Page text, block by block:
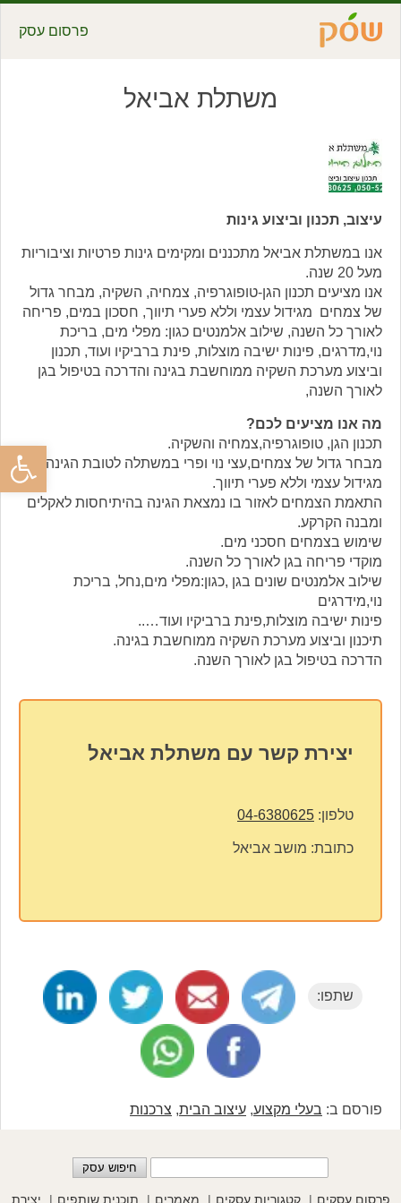
פתח
פרסום עסק
משתלת אביאל
עיצוב, תכנון וביצוע גינות
אנו במשתלת אביאל מתכננים ומקימים גינות פרטיות וציבוריות
מעל 20 שנה.
אנו מציעים תכנון הגן-טופוגרפיה, צמחיה, השקיה, מבחר גדול
של צמחים מגידול עצמי וללא פערי תיווך, חסכון במים, פריחה
לאורך כל השנה, שילוב אלמנטים כגון: מפלי מים, בריכת
נוי,מדרגים, פינות ישיבה מוצלות, פינת ברביקיו ועוד, תכנון
וביצוע מערכת השקיה ממוחשבת בגינה והדרכה בטיפול בגן
לאורך השנה,
מה אנו מציעים לכם?
תכנון הגן, טופוגרפיה,צמחיה והשקיה.
מבחר גדול של צמחים,עצי נוי ופרי במשתלה לטובת הגינה
מגידול עצמי וללא פערי תיווך.
התאמת הצמחים לאזור בו נמצאת הגינה בהיתיחסות לאקלים
ומבנה הקרקע.
שימוש בצמחים חסכני מים.
מוקדי פריחה בגן לאורך כל השנה.
שילוב אלמנטים שונים בגן ,כגון:מפלי מים,נחל, בריכת
נוי,מידרגים
פינות ישיבה מוצלות,פינת ברביקיו ועוד…..
תיכנון וביצוע מערכת השקיה ממוחשבת בגינה.
הדרכה בטיפול בגן לאורך השנה.
יצירת קשר עם משתלת אביאל
טלפון: 04-6380625
כתובת: מושב אביאל
שתפו:
פורסם ב: בעלי מקצוע, עיצוב הבית, צרכנות
פרסום עסקים קטגוריות עסקים מאמרים תוכנית שותפים יצירת